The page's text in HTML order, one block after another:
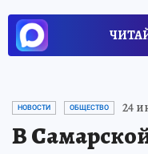
НОВОСТИ ОБЩЕСТВО 24
В